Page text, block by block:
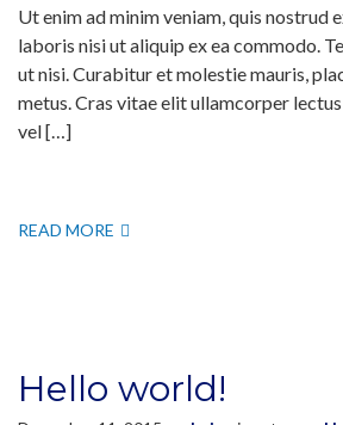
Ut enim ad minim veniam, quis nostrud
laboris nisi ut aliquip ex ea commodo.
ut nisi. Curabitur et molestie mauris,
metus. Cras vitae elit ullamcorper
vel […]
READ MORE
Hello world!